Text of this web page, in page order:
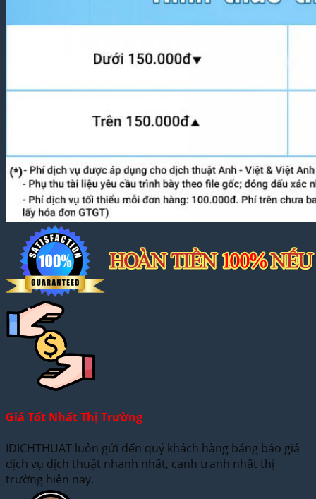
Giá Tốt Nhất Thị Trường
IDICHTHUAT luôn gửi đến quý khách hàng bảng báo giá
dịch vụ dịch thuật nhanh nhất, canh tranh nhất thị
trường hiện nay.